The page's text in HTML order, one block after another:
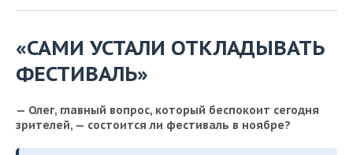
«САМИ УСТАЛИ ОТКЛАДЫВАТЬ
ФЕСТИВАЛЬ»
— Олег, главный вопрос, который беспокоит сегодня
зрителей, — состоится ли фестиваль в ноябре?